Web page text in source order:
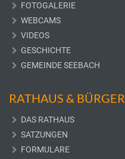
FOTOGALERIE
WEBCAMS
VIDEOS
GESCHICHTE
GEMEINDE SEEBACH
RATHAUS & BÜRGER
DAS RATHAUS
SATZUNGEN
FORMULARE